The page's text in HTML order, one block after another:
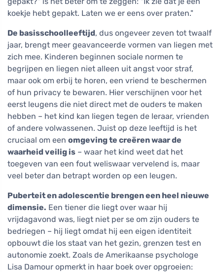
koekje hebt gepakt. Laten we er eens over praten."
De basisschoolleeftijd, dus ongeveer zeven tot twaalf
jaar, brengt meer geavanceerde vormen van liegen met
zich mee. Kinderen beginnen sociale normen te
begrijpen en liegen niet alleen uit angst voor straf,
maar ook om erbij te horen, een vriend te beschermen
of hun privacy te bewaren. Hier verschijnen voor het
eerst leugens die niet direct met de ouders te maken
hebben – het kind kan liegen tegen de leraar, vrienden
of andere volwassenen. Juist op deze leeftijd is het
cruciaal om een omgeving te creëren waar de
waarheid veilig is – waar het kind weet dat het
toegeven van een fout weliswaar vervelend is, maar
veel beter dan betrapt worden op een leugen.
Puberteit en adolescentie brengen een heel nieuwe
dimensie. Een tiener die liegt over waar hij
vrijdagavond was, liegt niet per se om zijn ouders te
bedriegen – hij liegt omdat hij een eigen identiteit
opbouwt die los staat van het gezin, grenzen test en
autonomie zoekt. Zoals de Amerikaanse psychologe
Lisa Damour opmerkt in haar boek over opgroeien: